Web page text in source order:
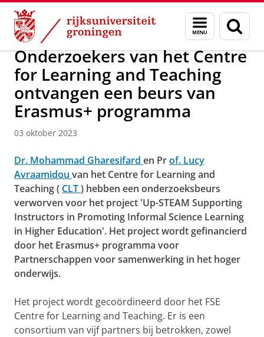
Skip
Content
Skip
Navigation
Menu
en
zoeken
Over ons Faculty of Science and Engineering Nieuws
Onderzoekers van het Centre
for Learning and Teaching
ontvangen een beurs van
Erasmus+ programma
03 oktober 2023
Dr. Mohammad Gharesifard en Prof. Lucy
Avraamidou van het Centre for Learning and
Teaching ( CLT) hebben een onderzoeksbeurs
verworven voor het project 'Up-STEAM Supporting
Instructors in Promoting Informal Science Learning
in Higher Education'. Het project wordt gefinancierd
door het Erasmus+ programma voor
Partnerschappen voor samenwerking in het hoger
onderwijs.
Het project wordt gecoördineerd door het FSE
Centre for Learning and Teaching. Er is een
consortium van vijf partners bij betrokken, zowel